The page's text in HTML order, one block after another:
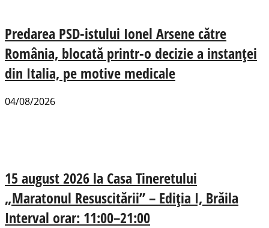
Predarea PSD-istului Ionel Arsene către
România, blocată printr-o decizie a instanței
din Italia, pe motive medicale
04/08/2026
15 august 2026 la Casa Tineretului
„Maratonul Resuscitării” – Ediția I, Brăila
Interval orar: 11:00–21:00